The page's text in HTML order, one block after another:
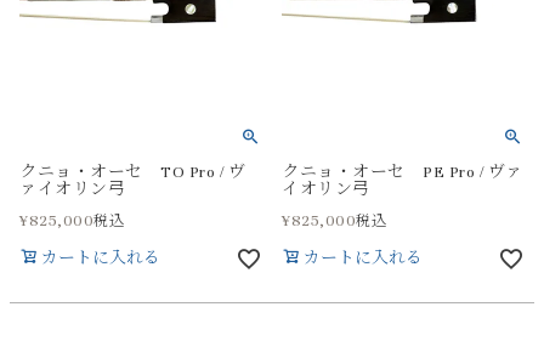
クニョ・オーセ TO Pro / ヴ
ァイオリン弓
¥825,000税込
カートに入れる
クニョ・オーセ PE Pro / ヴァ
イオリン弓
¥825,000税込
カートに入れる